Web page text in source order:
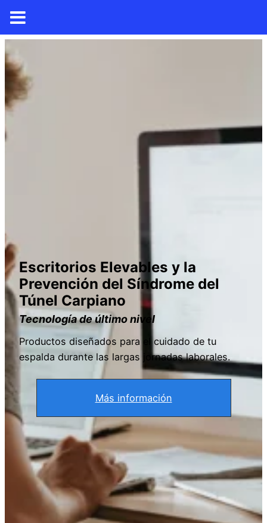
Escritorios Elevables y la
Prevención del Síndrome del
Túnel Carpiano
Tecnología de último nivel
Productos diseñados para el cuidado de tu
espalda durante las largas jornadas laborales.
Más información